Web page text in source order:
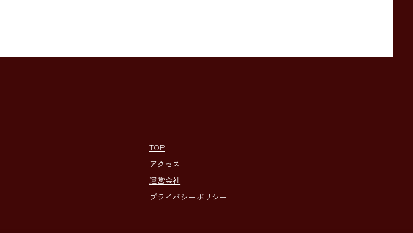
TOP
アクセス
運営会社
プライバシーポリシー